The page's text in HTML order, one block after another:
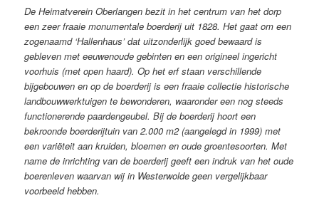
De Heimatverein Oberlangen bezit in het centrum van het dorp
een zeer fraaie monumentale boerderij uit 1828. Het gaat om een
zogenaamd ‘Hallenhaus’ dat uitzonderlijk goed bewaard is
gebleven met eeuwenoude gebinten en een origineel ingericht
voorhuis (met open haard). Op het erf staan verschillende
bijgebouwen en op de boerderij is een fraaie collectie historische
landbouwwerktuigen te bewonderen, waaronder een nog steeds
functionerende paardengeubel. Bij de boerderij hoort een
bekroonde boerderijtuin van 2.000 m2 (aangelegd in 1999) met
een variëteit aan kruiden, bloemen en oude groentesoorten. Met
name de inrichting van de boerderij geeft een indruk van het oude
boerenleven waarvan wij in Westerwolde geen vergelijkbaar
voorbeeld hebben.